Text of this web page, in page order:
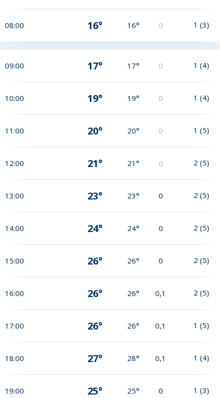
08:00 16° 16° 0 1 (3)
09:00 17° 17° 0 1 (4)
10:00 19° 19° 0 1 (4)
11:00 20° 20° 0 1 (5)
12:00 21° 21° 0 2 (5)
13:00 23° 23° 0 2 (5)
14:00 24° 24° 0 2 (5)
15:00 26° 26° 0 2 (5)
16:00 26° 26° 0,1 2 (5)
17:00 26° 26° 0,1 1 (5)
18:00 27° 28° 0,1 1 (4)
19:00 25° 25° 0 1 (3)